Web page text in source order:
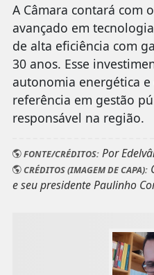
A Câmara contará com
avançado em
de alta eficiência com
30 anos. Esse
autonomia energética
referência em gestão
responsável na região.
FONTE/CRÉDITOS:Por
CRÉDITOS (IMAGEM DE CAPA):
e seu presidente Paulinho